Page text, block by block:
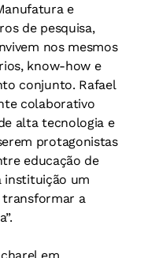
e
de pesquisa,
nos mesmos
know-how e
conjunto. Rafael
colaborativo
alta tecnologia e
protagonistas
educação de
instituição um
a
em